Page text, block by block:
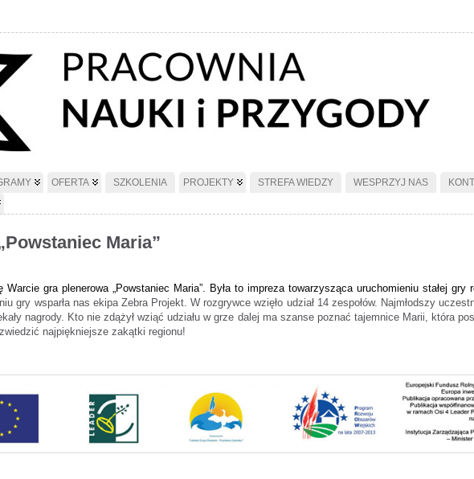
OFERTA SZKOLENIA PROJEKTY STREFA WIEDZY WESPRZYJ NAS
Maria”
Warcie gra plenerowa „Powstaniec Maria”. Była to impreza towarzysząca uruchomieniu stałej
gry wsparła nas ekipa Zebra Projekt. W rozgrywce wzięło udział 14 zespołów. Najmłodszy
nagrody. Kto nie zdążył wziąć udziału w grze dalej ma szanse poznać tajemnice Marii, która
najpiękniejsze zakątki regionu!